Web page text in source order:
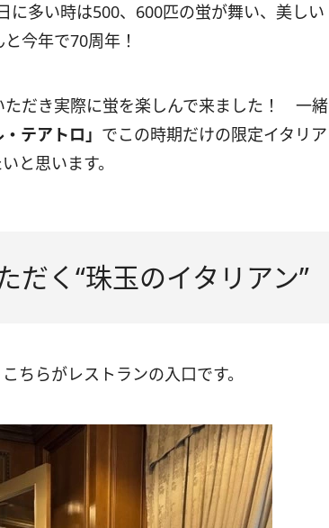
に多い時は500、600匹の蛍が舞い、美しい
今年で70周年！
だき実際に蛍を楽しんで来ました！ 一緒
テアトロ」 でこの時期だけの限定イタリア
と思います。
だく“珠玉のイタリアン”
ちらがレストランの入口です。